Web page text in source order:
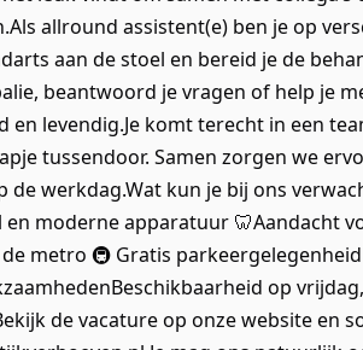
allround assistent(e) ben je op
aan de stoel en bereid je de
beantwoord je vragen of help je
en levendig.Je komt terecht in een
tussendoor. Samen zorgen we
werkdag.Wat kun je bij ons
en moderne apparatuur 🦷Aandacht
metro 🚇 Gratis
op
de vacature op onze website